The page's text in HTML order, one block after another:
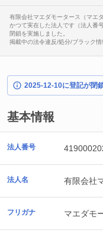
有限会社マエダモータース（マエ
かつて実在した法人です（法人番
閉鎖を実施しました。
掲載中の法令違反/処分/ブラック情
2025-12-10に登記が閉
基本情報
法人番号
法人名 有限会社
フリガナ マエダモ